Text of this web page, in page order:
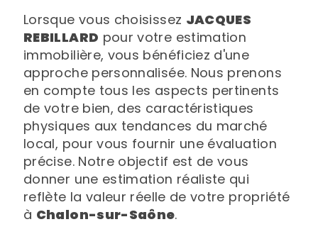
Lorsque vous choisissez JACQUES
REBILLARD pour votre estimation
immobilière, vous bénéficiez d'une
approche personnalisée. Nous prenons
en compte tous les aspects pertinents
de votre bien, des caractéristiques
physiques aux tendances du marché
local, pour vous fournir une évaluation
précise. Notre objectif est de vous
donner une estimation réaliste qui
reflète la valeur réelle de votre propriété
à Chalon-sur-Saône.